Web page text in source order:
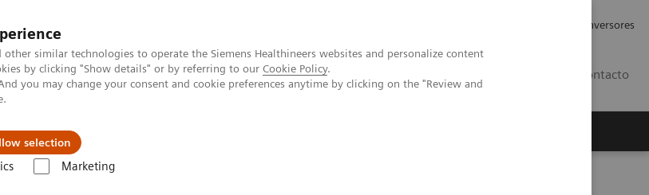
similar technologies to operate the Siemens Healthineers websites and personalize content
by clicking "Show details" or by referring to our Cookie Policy.
you may change your consent and cookie preferences anytime by clicking on the "Review and
selection
Marketing
Relaciones con Inversores
Contacto
y soluciones